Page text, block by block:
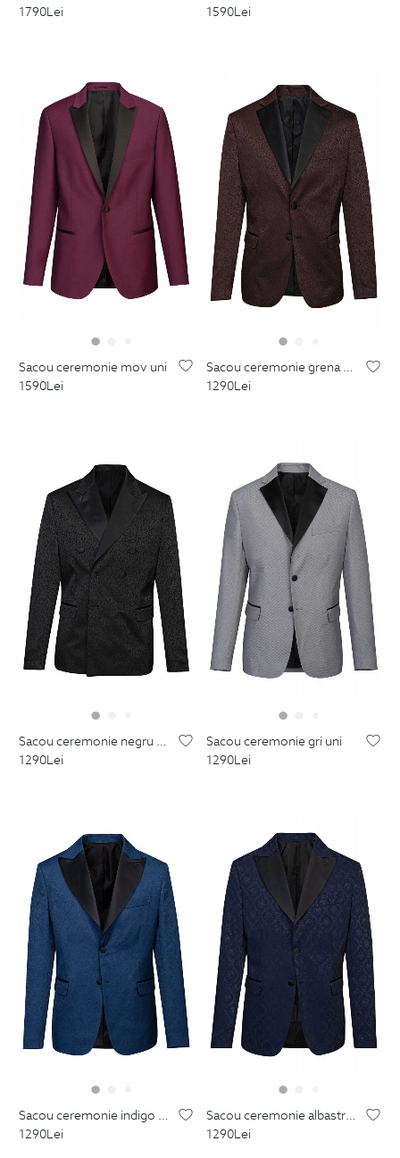
1790Lei
1590Lei
sacou ceremonie mov uni
1590Lei
sacou ceremonie grena print floral
1290Lei
sacou ceremonie negru print floral
1290Lei
sacou ceremonie gri uni
1290Lei
sacou ceremonie indigo print floral
1290Lei
sacou ceremonie albastru print floral
1290Lei